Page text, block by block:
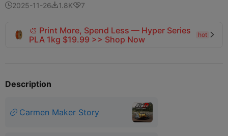
2025-11-261.8K7
🎨 Print More, Spend Less — Hyper Series
PLA 1kg $19.99 >> Shop Now
hot 
Description
Carmen Maker Story